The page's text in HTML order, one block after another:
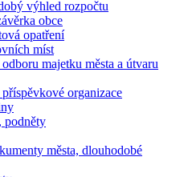
výhled rozpočtu
obce
opatření
míst
majetku města a útvaru
organizace
podněty
města, dlouhodobé